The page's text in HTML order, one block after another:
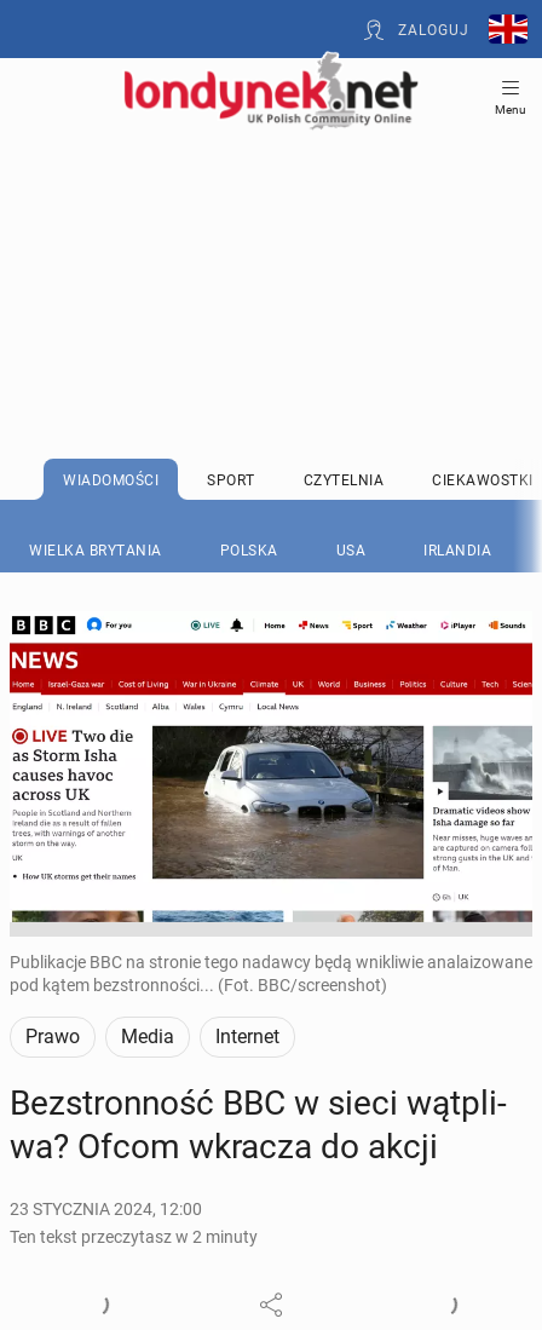
ZALOGUJ
Menu
WIADOMOŚCI SPORT CZYTELNIA CIEKAWOSTKI
WIELKA BRYTANIA POLSKA USA IRLANDIA
Publikacje BBC na stronie tego nadawcy będą wnikliwie analaizowane
pod kątem bezstronności... (Fot. BBC/screenshot)
Prawo Media Internet
Bez­stron­ność BBC w sieci wąt­pli­
wa? Ofcom wkracza do akcji
23 STYCZNIA 2024, 12:00
Ten tekst przeczytasz w 2 minuty